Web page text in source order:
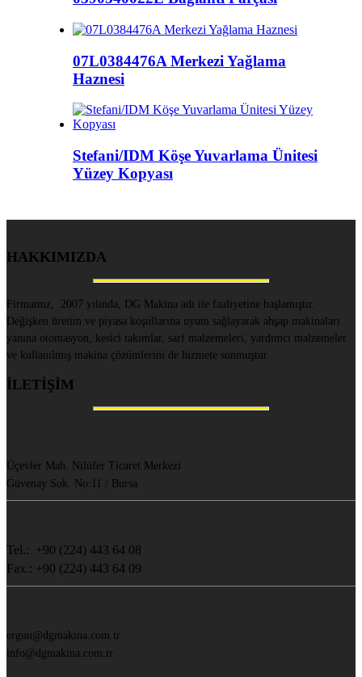
07L0384476A Merkezi Yağlama
Haznesi
Stefani/IDM Köşe Yuvarlama Ünitesi
Yüzey Kopyası
HAKKIMIZDA
Firmamız, 2007 yılında, DG Makina adı ile faaliyetine başlamıştır.
Değişken üretim ve piyasa koşullarına uyum sağlayarak ahşap makinaları
yanına otomasyon, kesici takımlar, sarf malzemeleri, yardımcı malzemeler
ve kullanılmış makina çözümlerini de hizmete sunmuştur.
İLETİŞİM
Üçevler Mah. Nilüfer Ticaret Merkezi
Güvenay Sok. No:11 / Bursa
Tel.: +90 (224) 443 64 08
Fax.: +90 (224) 443 64 09
ergun@dgmakina.com.tr
info@dgmakina.com.tr